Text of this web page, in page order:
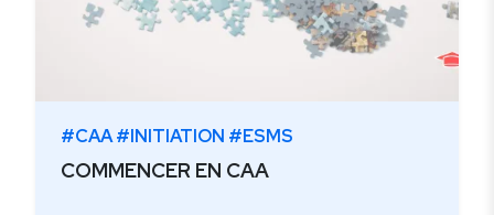
#CAA #INITIATION #ESMS
COMMENCER EN CAA